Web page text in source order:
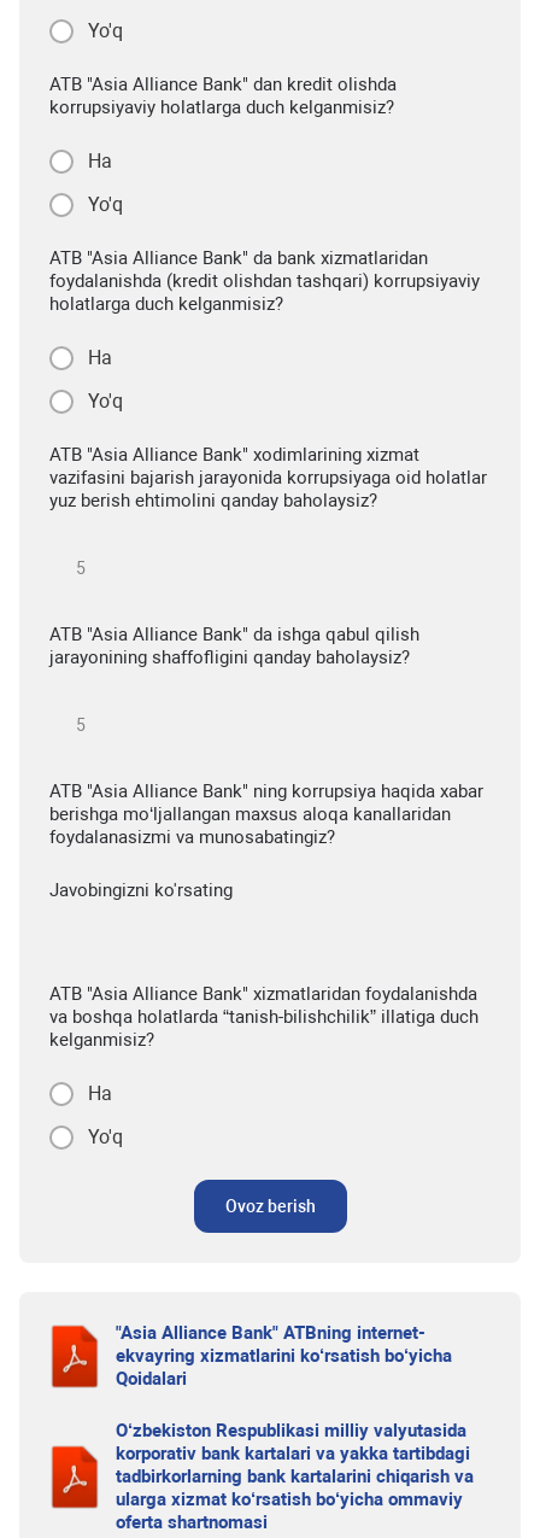
Yo'q
ATB "Asia Alliance Bank" dan kredit olishda
korrupsiyaviy holatlarga duch kelganmisiz?
Ha
Yo'q
ATB "Asia Alliance Bank" da bank xizmatlaridan
foydalanishda (kredit olishdan tashqari) korrupsiyaviy
holatlarga duch kelganmisiz?
Ha
Yo'q
ATB "Asia Alliance Bank" xodimlarining xizmat
vazifasini bajarish jarayonida korrupsiyaga oid holatlar
yuz berish ehtimolini qanday baholaysiz?
ATB "Asia Alliance Bank" da ishga qabul qilish
jarayonining shaffofligini qanday baholaysiz?
ATB "Asia Alliance Bank" ning korrupsiya haqida xabar
berishga mo‘ljallangan maxsus aloqa kanallaridan
foydalanasizmi va munosabatingiz?
Javobingizni ko'rsating
ATB "Asia Alliance Bank" xizmatlaridan foydalanishda
va boshqa holatlarda “tanish-bilishchilik” illatiga duch
kelganmisiz?
Ha
Yo'q
Ovoz berish
"Asia Alliance Bank" ATBning internet-
ekvayring xizmatlarini ko‘rsatish bo‘yicha
Qoidalari
O‘zbekiston Respublikasi milliy valyutasida
korporativ bank kartalari va yakka tartibdagi
tadbirkorlarning bank kartalarini chiqarish va
ularga xizmat ko‘rsatish bo‘yicha ommaviy
oferta shartnomasi